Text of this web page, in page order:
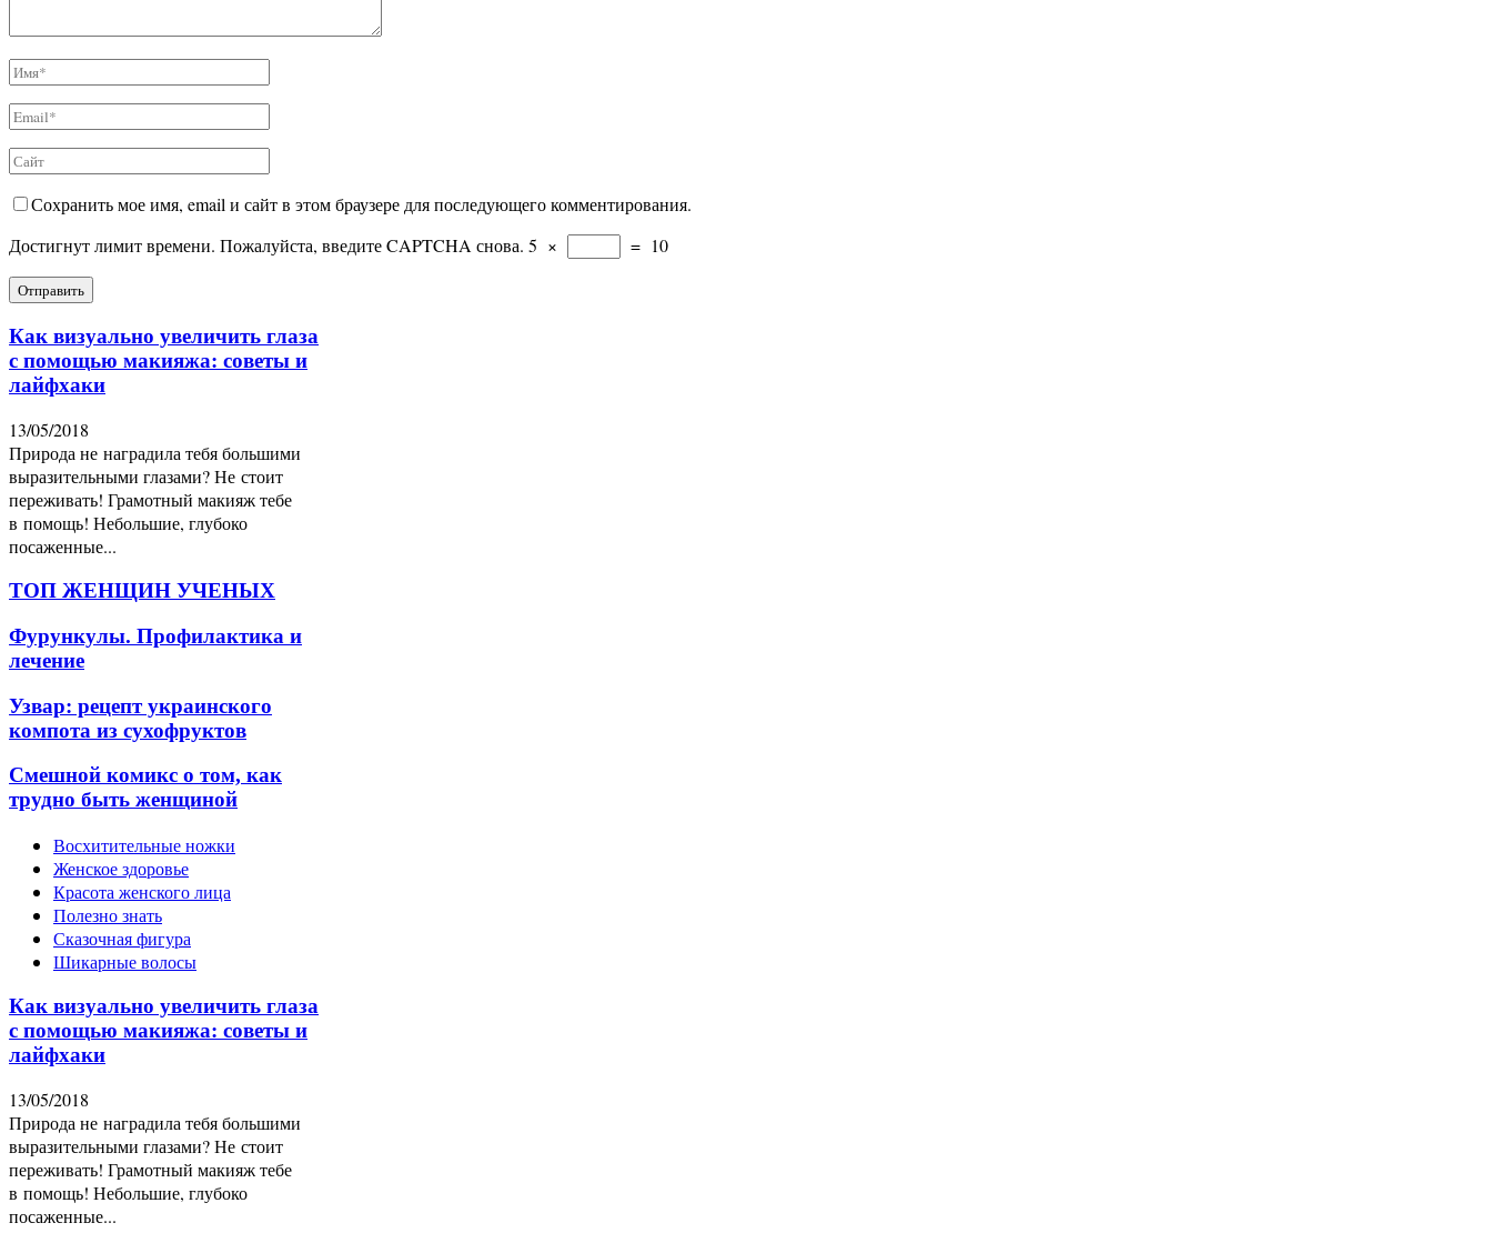
Сохранить мое имя, email и сайт в этом браузере для последующего комментирования.
Достигнут лимит времени. Пожалуйста, введите CAPTCHA снова. 5 × = 10
Как визуально увеличить глаза
с помощью макияжа: советы и
лайфхаки
13/05/2018
Природа не наградила тебя большими
выразительными глазами? Не стоит
переживать! Грамотный макияж тебе
в помощь! Небольшие, глубоко
посаженные...
ТОП ЖЕНЩИН УЧЕНЫХ
Фурункулы. Профилактика и
лечение
Узвар: рецепт украинского
компота из сухофруктов
Смешной комикс о том, как
трудно быть женщиной
Восхитительные ножки
Женское здоровье
Красота женского лица
Полезно знать
Сказочная фигура
Шикарные волосы
Как визуально увеличить глаза
с помощью макияжа: советы и
лайфхаки
13/05/2018
Природа не наградила тебя большими
выразительными глазами? Не стоит
переживать! Грамотный макияж тебе
в помощь! Небольшие, глубоко
посаженные...